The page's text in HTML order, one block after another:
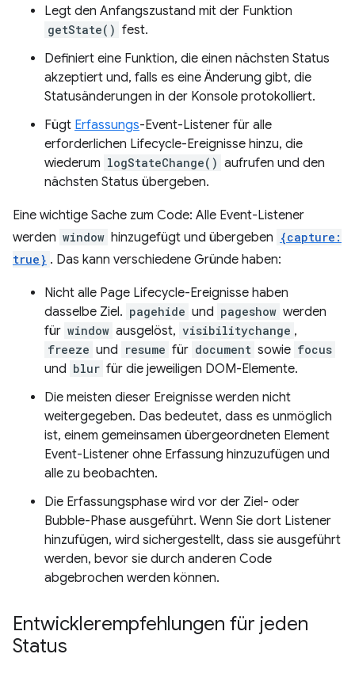
Legt den Anfangszustand mit der Funktion
getState() fest.
Definiert eine Funktion, die einen nächsten Status
akzeptiert und, falls es eine Änderung gibt, die
Statusänderungen in der Konsole protokolliert.
Fügt Erfassungs-Event-Listener für alle
erforderlichen Lifecycle-Ereignisse hinzu, die
wiederum logStateChange() aufrufen und den
nächsten Status übergeben.
Eine wichtige Sache zum Code: Alle Event-Listener
werden window hinzugefügt und übergeben {capture:
true} . Das kann verschiedene Gründe haben:
Nicht alle Page Lifecycle-Ereignisse haben
dasselbe Ziel. pagehide und pageshow werden
für window ausgelöst, visibilitychange ,
freeze und resume für document sowie focus
und blur für die jeweiligen DOM-Elemente.
Die meisten dieser Ereignisse werden nicht
weitergegeben. Das bedeutet, dass es unmöglich
ist, einem gemeinsamen übergeordneten Element
Event-Listener ohne Erfassung hinzuzufügen und
alle zu beobachten.
Die Erfassungsphase wird vor der Ziel- oder
Bubble-Phase ausgeführt. Wenn Sie dort Listener
hinzufügen, wird sichergestellt, dass sie ausgeführt
werden, bevor sie durch anderen Code
abgebrochen werden können.
Entwicklerempfehlungen für jeden
Status